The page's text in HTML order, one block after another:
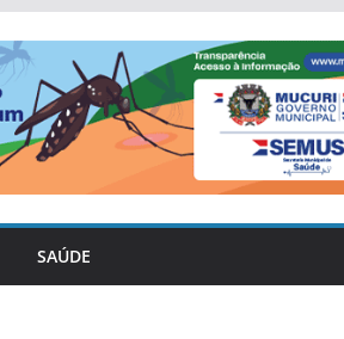
SAÚDE